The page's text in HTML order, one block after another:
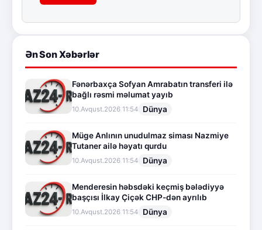
Ən Son Xəbərlər
Fənərbaxça Sofyan Amrabatın transferi ilə
bağlı rəsmi məlumat yayıb
10.Avqust.2026 11:54 Dünya
Müge Anlının unudulmaz siması Nazmiye
Tutaner ailə həyatı qurdu
10.Avqust.2026 11:54 Dünya
Menderesin həbsdəki keçmiş bələdiyyə
başçısı İlkay Çiçək CHP-dən ayrılıb
10.Avqust.2026 11:54 Dünya